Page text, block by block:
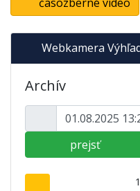
Webkamera
Archív
prejsť